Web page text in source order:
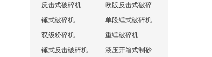
反击式破碎机
欧版反击式破碎
机
锤式破碎机
单段锤式破碎机
双级粉碎机
重锤破碎机
锤式反击破碎机
液压开箱式制砂